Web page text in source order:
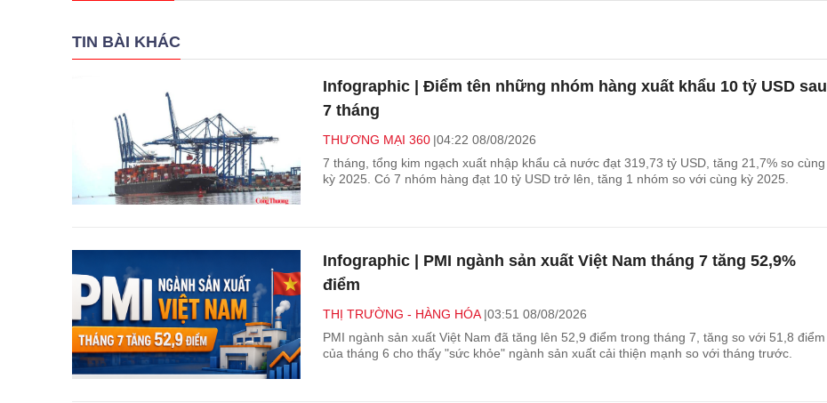
TIN BÀI KHÁC
Infographic | Điểm tên những nhóm hàng xuất khẩu 10 tỷ USD sau
7 tháng
THƯƠNG MẠI 360 04:22 08/08/2026
7 tháng, tổng kim ngạch xuất nhập khẩu cả nước đạt 319,73 tỷ USD, tăng 21,7% so cùng
kỳ 2025. Có 7 nhóm hàng đạt 10 tỷ USD trở lên, tăng 1 nhóm so với cùng kỳ 2025.
Infographic | PMI ngành sản xuất Việt Nam tháng 7 tăng 52,9%
điểm
THỊ TRƯỜNG - HÀNG HÓA 03:51 08/08/2026
PMI ngành sản xuất Việt Nam đã tăng lên 52,9 điểm trong tháng 7, tăng so với 51,8 điểm
của tháng 6 cho thấy "sức khỏe" ngành sản xuất cải thiện mạnh so với tháng trước.